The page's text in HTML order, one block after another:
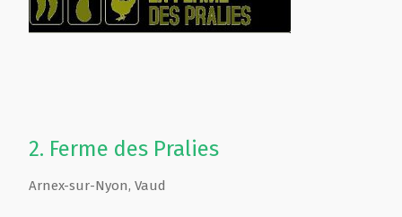
2. Ferme des Pralies
Arnex-sur-Nyon, Vaud